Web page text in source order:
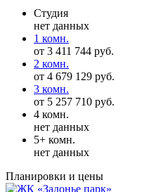
Студия
нет данных
1 комн.
от 3 411 744 руб.
2 комн.
от 4 679 129 руб.
3 комн.
от 5 257 710 руб.
4 комн.
нет данных
5+ комн.
нет данных
Планировки и цены